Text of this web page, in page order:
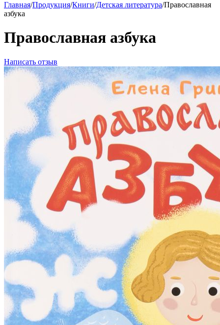
Главная/Продукция/Книги/Детская литература/Православная
азбука
Православная азбука
Написать отзыв